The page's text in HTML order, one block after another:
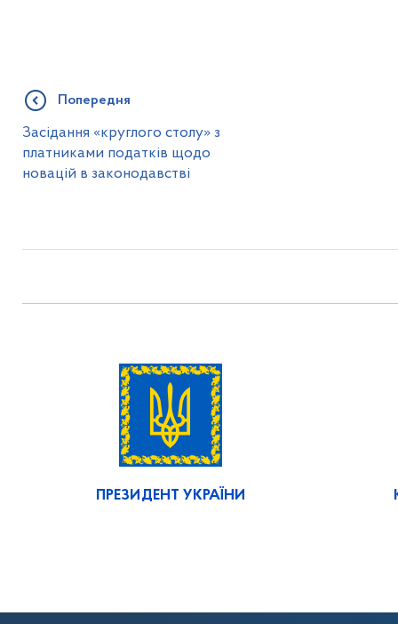
Попередня
Засідання «круглого столу» з
платниками податків щодо
новацій в законодавстві
ПРЕЗИДЕНТ УКРАЇНИ